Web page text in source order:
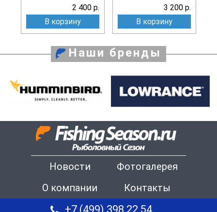
2 400 р.
В корзину
3 200 р.
В корзину
Наши бренды
Новости
Фотогалерея
О компании
Контакты
+7 (499) 398 22 54